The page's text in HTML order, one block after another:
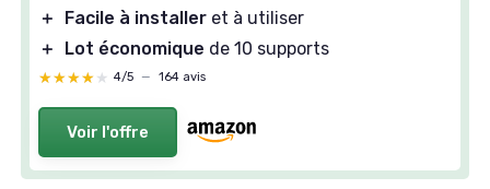
＋
Facile à installer et à utiliser
＋
Lot économique de 10 supports
★★★★★
★★★★★ 4/5 — 164 avis
Voir l'offre